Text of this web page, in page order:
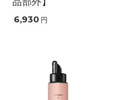
6,930 円